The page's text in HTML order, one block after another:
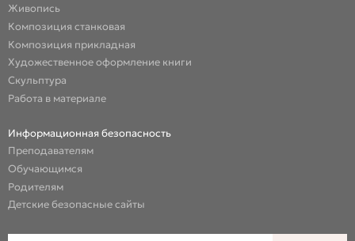
Живопись
Композиция станковая
Композиция прикладная
Художественное оформление книги
Скульптура
Работа в материале
Информационная безопасность
Преподавателям
Обучающимся
Родителям
Детские безопасные сайты